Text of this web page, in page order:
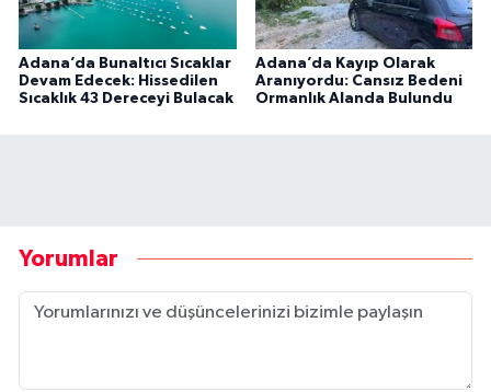
Adana’da Bunaltıcı Sıcaklar
Devam Edecek: Hissedilen
Sıcaklık 43 Dereceyi Bulacak
Adana’da Kayıp Olarak
Aranıyordu: Cansız Bedeni
Ormanlık Alanda Bulundu
Yorumlar